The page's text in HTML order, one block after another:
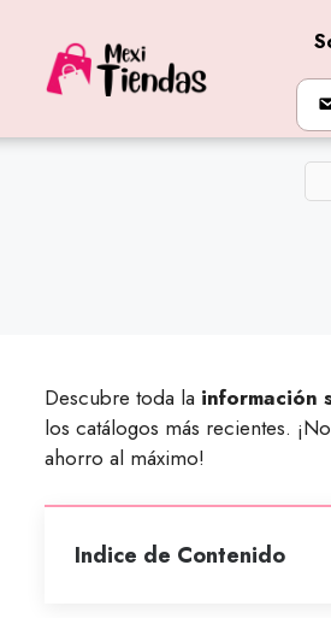
Descubre toda la información
los catálogos más recientes.
ahorro al máximo!
Indice de Contenido